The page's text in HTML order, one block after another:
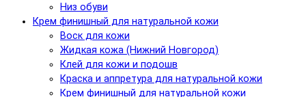
Низ обуви
Крем финишный для натуральной кожи
Воск для кожи
Жидкая кожа (Нижний Новгород)
Клей для кожи и подошв
Краска и аппретура для натуральной кожи
Крем финишный для натуральной кожи